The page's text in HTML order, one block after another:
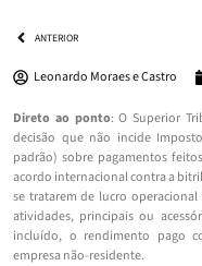
ANTERIOR
Leonardo Moraes e Castro
Direto ao ponto: O Superior
decisão que não incide
padrão) sobre pagamentos
acordo internacional contra a
se tratarem de lucro
atividades, principais ou
incluído, o rendimento pago
empresa não-residente.